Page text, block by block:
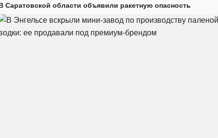
Саратовской области объявили ракетную опасность